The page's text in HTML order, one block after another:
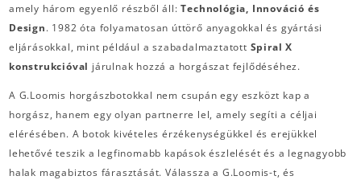
amely három egyenlő részből áll:Technológia, Innováció és
Design. 1982 óta folyamatosan úttörő anyagokkal és gyártási
eljárásokkal, mint például a szabadalmaztatott Spiral X
konstrukcióval járulnak hozzá a horgászat fejlődéséhez.
A G.Loomis horgászbotokkal nem csupán egy eszközt kap a
horgász, hanem egy olyan partnerre lel, amely segíti a céljai
elérésében. A botok kivételes érzékenységükkel és erejükkel
lehetővé teszik a legfinomabb kapások észlelését és a legnagyobb
halak magabiztos fárasztását. Válassza a G.Loomis-t, és